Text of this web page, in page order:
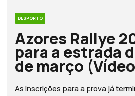
DESPORTO
Azores Rallye
para a estrada
de março
As inscrições para a prova já